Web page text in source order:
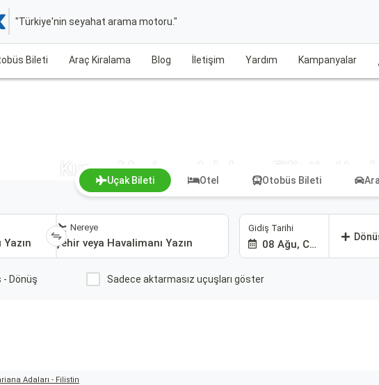
"Türkiye'nin seyahat arama motoru."
Bileti Araç Kiralama Blog İletişim Yardım Kampanyalar
Kuzey Mariana Adaları - Filistin
Uçak Bileti Otel Otobüs Bileti
Nereye Gidiş Tarihi
08 Ağu, Cmt
- Dönüş Sadece aktarmasız uçuşları göster
Adaları - Filistin